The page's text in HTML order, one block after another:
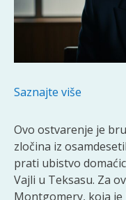
Saznajte više
Ovo ostvarenje je
zločina iz
prati ubistvo
Vajli u Teksasu. Za
Montgomery, koja je